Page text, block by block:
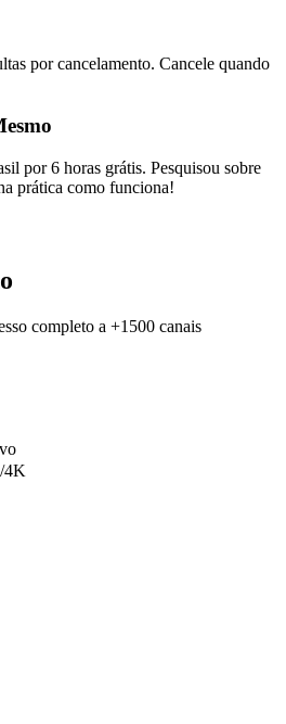
por cancelamento. Cancele quando
por 6 horas grátis. Pesquisou sobre
prática como funciona!
completo a +1500 canais
4K